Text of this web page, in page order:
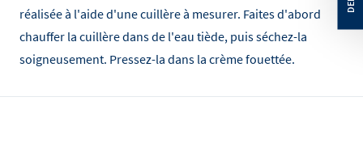
réalisée à l'aide d'une cuillère à mesurer. Faites d'abord
chauffer la cuillère dans de l'eau tiède, puis séchez-la
soigneusement. Pressez-la dans la crème fouettée.